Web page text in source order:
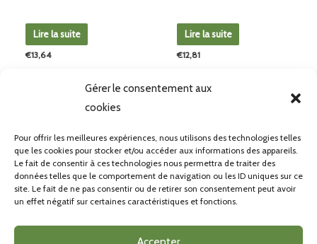
Gérer le consentement aux
cookies
Pour offrir les meilleures expériences, nous utilisons des technologies telles
que les cookies pour stocker et/ou accéder aux informations des appareils.
Le fait de consentir à ces technologies nous permettra de traiter des
données telles que le comportement de navigation ou les ID uniques sur ce
site. Le fait de ne pas consentir ou de retirer son consentement peut avoir
un effet négatif sur certaines caractéristiques et fonctions.
Lire la suite
€13,64
Lire la suite
€12,81
← 3 →